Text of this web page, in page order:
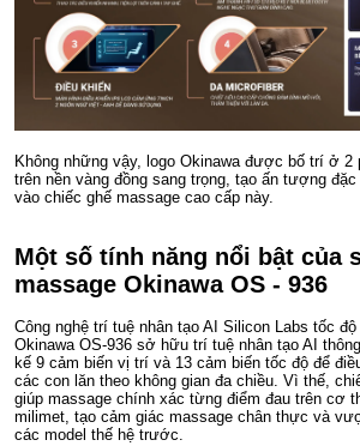
Không những vậy, logo Okinawa được bố trí ở 2
trên nền vàng đồng sang trọng, tạo ấn tượng
vào chiếc ghế massage cao cấp này.
Một số tính năng nổi bật của
massage Okinawa OS - 936
Công nghệ trí tuệ nhân tạo AI Silicon Labs tốc
Okinawa OS-936 sở hữu trí tuệ nhân tạo AI
kế 9 cảm biến vị trí và 13 cảm biến tốc độ để
các con lăn theo không gian đa chiều. Vì thế,
giúp massage chính xác từng điểm đau trên cơ
milimet, tạo cảm giác massage chân thực và
các model thế hệ trước.